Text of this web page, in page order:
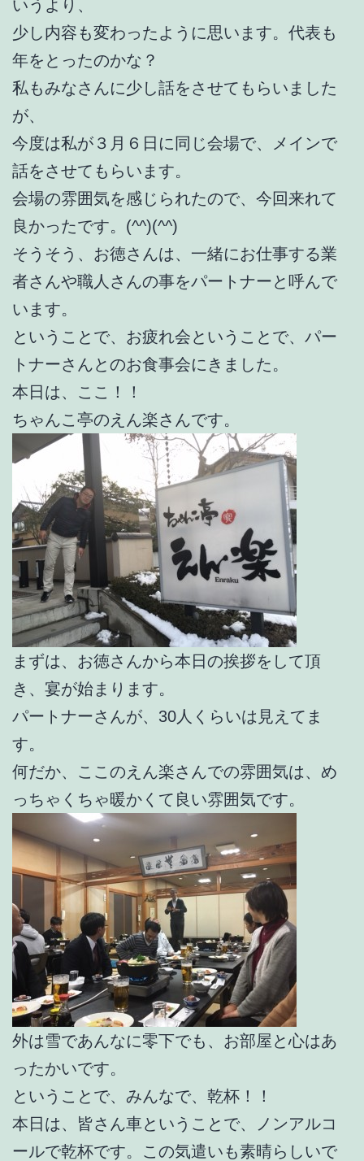
いうより、
少し内容も変わったように思います。代表も
年をとったのかな？
私もみなさんに少し話をさせてもらいました
が、
今度は私が３月６日に同じ会場で、メインで
話をさせてもらいます。
会場の雰囲気を感じられたので、今回来れて
良かったです。(^^)(^^)
そうそう、お徳さんは、一緒にお仕事する業
者さんや職人さんの事をパートナーと呼んで
います。
ということで、お疲れ会ということで、パー
トナーさんとのお食事会にきました。
本日は、ここ！！
ちゃんこ亭のえん楽さんです。
まずは、お徳さんから本日の挨拶をして頂
き、宴が始まります。
パートナーさんが、30人くらいは見えてま
す。
何だか、ここのえん楽さんでの雰囲気は、め
っちゃくちゃ暖かくて良い雰囲気です。
外は雪であんなに零下でも、お部屋と心はあ
ったかいです。
ということで、みんなで、乾杯！！
本日は、皆さん車ということで、ノンアルコ
ールで乾杯です。この気遣いも素晴らしいで